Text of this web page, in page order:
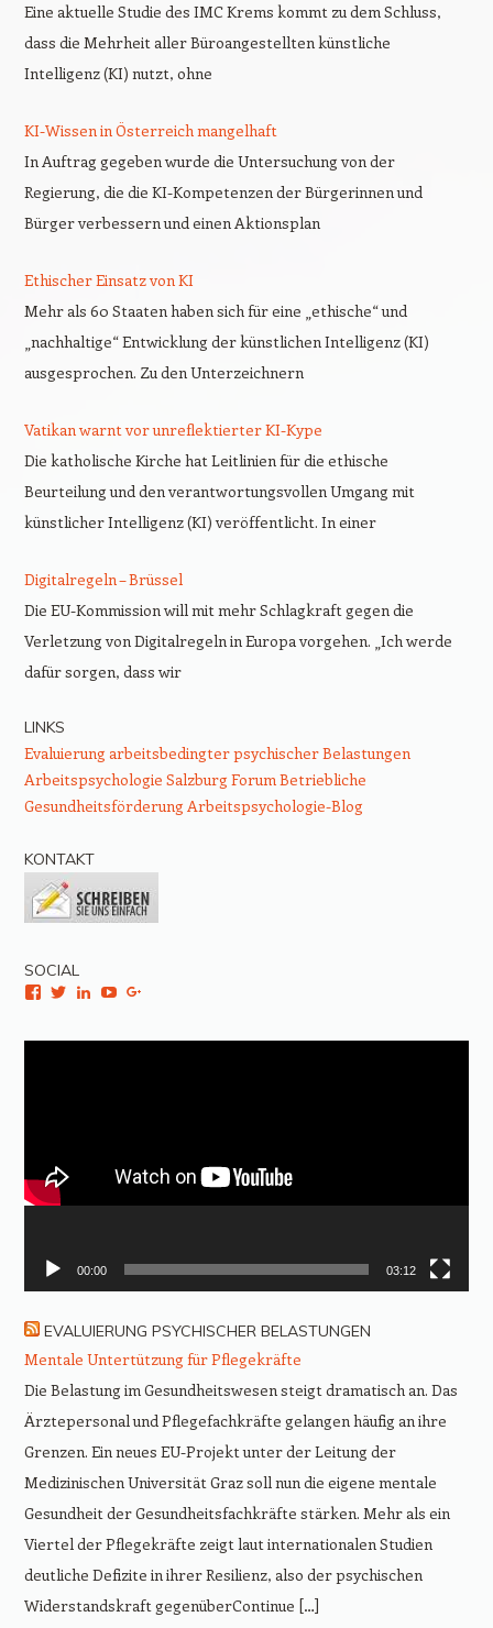
Eine aktuelle Studie des IMC Krems kommt zu dem Schluss,
dass die Mehrheit aller Büroangestellten künstliche
Intelligenz (KI) nutzt, ohne
KI-Wissen in Österreich mangelhaft
In Auftrag gegeben wurde die Untersuchung von der
Regierung, die die KI-Kompetenzen der Bürgerinnen und
Bürger verbessern und einen Aktionsplan
Ethischer Einsatz von KI
Mehr als 60 Staaten haben sich für eine „ethische“ und
„nachhaltige“ Entwicklung der künstlichen Intelligenz (KI)
ausgesprochen. Zu den Unterzeichnern
Vatikan warnt vor unreflektierter KI-Kype
Die katholische Kirche hat Leitlinien für die ethische
Beurteilung und den verantwortungsvollen Umgang mit
künstlicher Intelligenz (KI) veröffentlicht. In einer
Digitalregeln – Brüssel
Die EU-Kommission will mit mehr Schlagkraft gegen die
Verletzung von Digitalregeln in Europa vorgehen. „Ich werde
dafür sorgen, dass wir
LINKS
Evaluierung arbeitsbedingter psychischer Belastungen
Arbeitspsychologie Salzburg Forum Betriebliche
Gesundheitsförderung Arbeitspsychologie-Blog
KONTAKT
SOCIAL
Facebook
TwitterLinkedIn
YouTube
00:00 03:12
EVALUIERUNG PSYCHISCHER BELASTUNGEN
Mentale Untertützung für Pflegekräfte
Die Belastung im Gesundheitswesen steigt dramatisch an. Das
Ärztepersonal und Pflegefachkräfte gelangen häufig an ihre
Grenzen. Ein neues EU-Projekt unter der Leitung der
Medizinischen Universität Graz soll nun die eigene mentale
Gesundheit der Gesundheitsfachkräfte stärken. Mehr als ein
Viertel der Pflegekräfte zeigt laut internationalen Studien
deutliche Defizite in ihrer Resilienz, also der psychischen
Widerstandskraft gegenüberContinue […]